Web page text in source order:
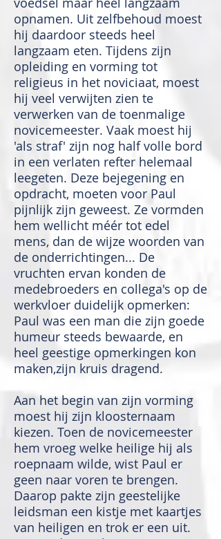
opnamen. Uit zelfbehoud moest
hij daardoor steeds heel
langzaam eten. Tijdens zijn
opleiding en vorming tot
religieus in het noviciaat, moest
hij veel verwijten zien te
verwerken van de toenmalige
novicemeester. Vaak moest hij
'als straf' zijn nog half volle bord
in een verlaten refter helemaal
leegeten. Deze bejegening en
opdracht, moeten voor Paul
pijnlijk zijn geweest. Ze vormden
hem wellicht méér tot edel
mens, dan de wijze woorden van
de onderrichtingen... De
vruchten ervan konden de
medebroeders en collega's op de
werkvloer duidelijk opmerken:
Paul was een man die zijn goede
humeur steeds bewaarde, en
heel geestige opmerkingen kon
maken,zijn kruis dragend.
Aan het begin van zijn vorming
moest hij zijn kloosternaam
kiezen. Toen de novicemeester
hem vroeg welke heilige hij als
roepnaam wilde, wist Paul er
geen naar voren te brengen.
Daarop pakte zijn geestelijke
leidsman een kistje met kaartjes
van heiligen en trok er een uit.